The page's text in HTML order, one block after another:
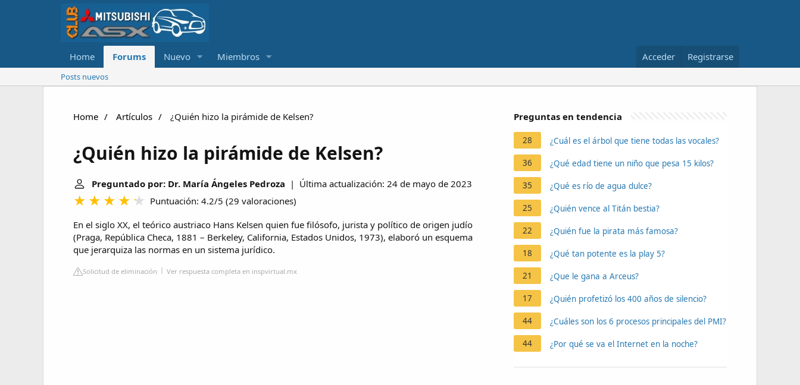
Home Forums Nuevo Miembros Acceder Registrarse
Posts nuevos
Home Artículos ¿Quién hizo la pirámide de Kelsen?
¿Quién hizo la pirámide de Kelsen?
Preguntado por: Dr. María Ángeles Pedroza | Última actualización: 24 de mayo de 2023
Puntuación: 4.2/5 (29 valoraciones)
En el siglo XX, el teórico austriaco Hans Kelsen quien fue filósofo, jurista y político de origen judío
(Praga, República Checa, 1881 – Berkeley, California, Estados Unidos, 1973), elaboró un esquema
que jerarquiza las normas en un sistema jurídico.
Solicitud de eliminación Ver respuesta completa en inspvirtual.mx
Preguntas en tendencia
28 ¿Cuál es el árbol que tiene todas las vocales?
36 ¿Qué edad tiene un niño que pesa 15 kilos?
35 ¿Qué es río de agua dulce?
25 ¿Quién vence al Titán bestia?
22 ¿Quién fue la pirata más famosa?
18 ¿Qué tan potente es la play 5?
21 ¿Que le gana a Arceus?
17 ¿Quién profetizó los 400 años de silencio?
44 ¿Cuáles son los 6 procesos principales del PMI?
44 ¿Por qué se va el Internet en la noche?